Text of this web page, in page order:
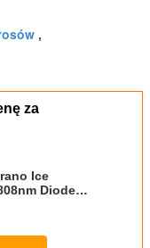
,
za
Ice
Diode